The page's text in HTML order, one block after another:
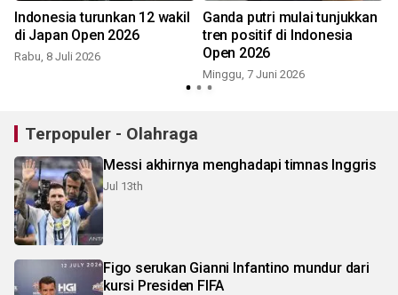
Indonesia turunkan 12 wakil
di Japan Open 2026
Rabu, 8 Juli 2026
Ganda putri mulai tunjukkan
tren positif di Indonesia
Open 2026
Minggu, 7 Juni 2026
Terpopuler - Olahraga
Messi akhirnya menghadapi timnas Inggris
Jul 13th
Figo serukan Gianni Infantino mundur dari
kursi Presiden FIFA